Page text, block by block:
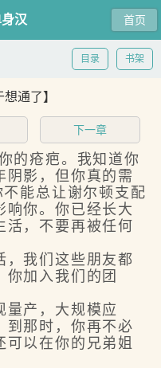
首页
汉
书架
目录
通了】
下一章
疮疤。我知道你
阴影，但你真的需
不能总让谢尔顿支配
响你。你已经长大
活，不要再被任何
我们这些朋友都
你加入我们的团
产，大规模应
到那时，你再不必
可以在你的兄弟姐